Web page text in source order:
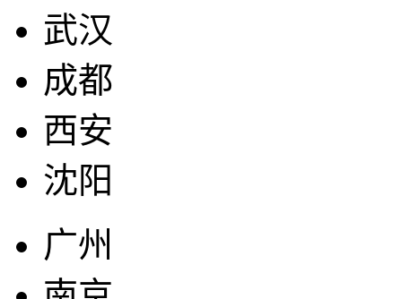
武汉
成都
西安
沈阳
广州